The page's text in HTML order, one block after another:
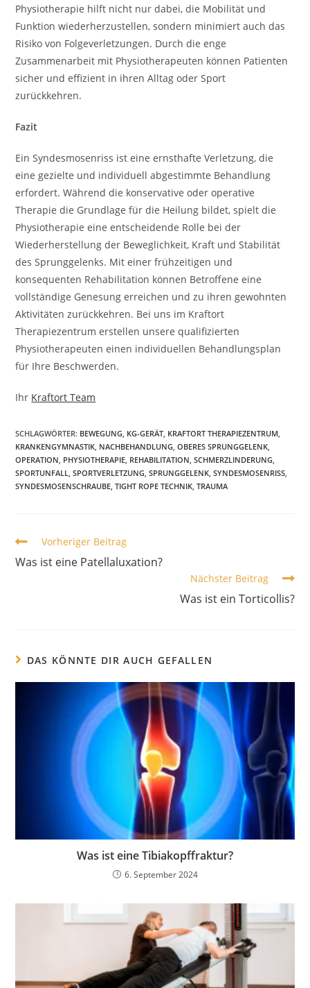
Physiotherapie hilft nicht nur dabei, die Mobilität und
Funktion wiederherzustellen, sondern minimiert auch das
Risiko von Folgeverletzungen. Durch die enge
Zusammenarbeit mit Physiotherapeuten können Patienten
sicher und effizient in ihren Alltag oder Sport
zurückkehren.
Fazit
Ein Syndesmosenriss ist eine ernsthafte Verletzung, die
eine gezielte und individuell abgestimmte Behandlung
erfordert. Während die konservative oder operative
Therapie die Grundlage für die Heilung bildet, spielt die
Physiotherapie eine entscheidende Rolle bei der
Wiederherstellung der Beweglichkeit, Kraft und Stabilität
des Sprunggelenks. Mit einer frühzeitigen und
konsequenten Rehabilitation können Betroffene eine
vollständige Genesung erreichen und zu ihren gewohnten
Aktivitäten zurückkehren. Bei uns im Kraftort
Therapiezentrum erstellen unsere qualifizierten
Physiotherapeuten einen individuellen Behandlungsplan
für Ihre Beschwerden.
Ihr Kraftort Team
SCHLAGWÖRTER: BEWEGUNG KG-GERÄT KRAFTORT THERAPIEZENTRUM
KRANKENGYMNASTIK NACHBEHANDLUNG OBERES SPRUNGGELENK
OPERATION PHYSIOTHERAPIE REHABILITATION SCHMERZLINDERUNG
SPORTUNFALL
SPORTVERLETZUNG SPRUNGGELENK SYNDESMOSENRISS
SYNDESMOSENSCHRAUBE TIGHT ROPE TECHNIK TRAUMA
Vorheriger Beitrag
Was ist eine Patellaluxation?
Nächster Beitrag
Was ist ein Torticollis?
DAS KÖNNTE DIR AUCH GEFALLEN
Was ist eine Tibiakopffraktur?
6. September 2024